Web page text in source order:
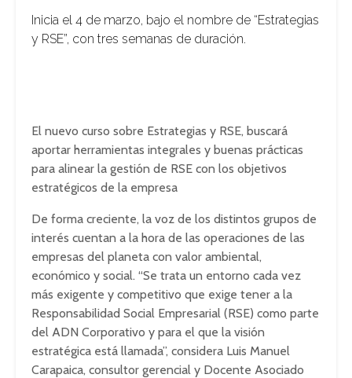
Inicia el 4 de marzo, bajo el nombre de “Estrategias
y RSE”, con tres semanas de duración.
El nuevo curso sobre Estrategias y RSE, buscará
aportar herramientas integrales y buenas prácticas
para alinear la gestión de RSE con los objetivos
estratégicos de la empresa
De forma creciente, la voz de los distintos grupos de
interés cuentan a la hora de las operaciones de las
empresas del planeta con valor ambiental,
económico y social. “Se trata un entorno cada vez
más exigente y competitivo que exige tener a la
Responsabilidad Social Empresarial (RSE) como parte
del ADN Corporativo y para el que la visión
estratégica está llamada”, considera Luis Manuel
Carapaica, consultor gerencial y Docente Asociado